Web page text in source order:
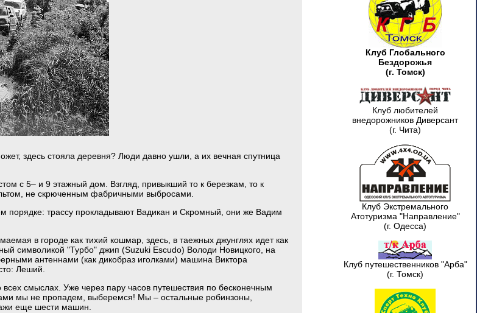
здесь стояла деревня? Люди давно ушли, а их вечная спутница
с 5– и 9 этажный дом. Взгляд, привыкший то к березкам, то к
не скрюченным фабричными выбросами.
порядке: трассу прокладывают Вадикан и Скромный, они же Вадим
в городе как тихий кошмар, здесь, в таежных джунглях идет как
символикой "Турбо" джип (Suzuki Escudo) Володи Новицкого, на
антеннами (как дикобраз иголками) машина Виктора
Леший.
смыслах. Уже через пару часов путешествия по бесконечным
мы не пропадем, выберемся! Мы – остальные робинзоны,
еще шести машин.
Клуб Глобального
Бездорожья
(г. Томск)
Клуб любителей
внедорожников Диверсант
(г. Чита)
Клуб Экстремального
Атотуризма "Направление"
(г. Одесса)
Клуб путешественников "Арба"
(г. Томск)